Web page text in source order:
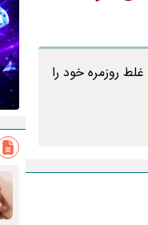
روزمره خود را